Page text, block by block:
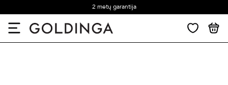
2 metų garantija